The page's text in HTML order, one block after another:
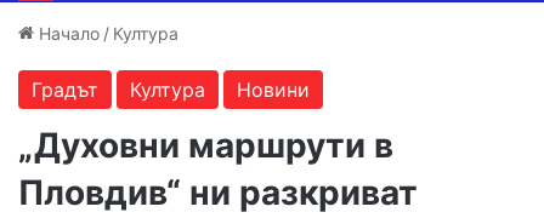
Начало / Култура
Градът Култура Новини
„Духовни маршрути в
Пловдив“ ни разкриват